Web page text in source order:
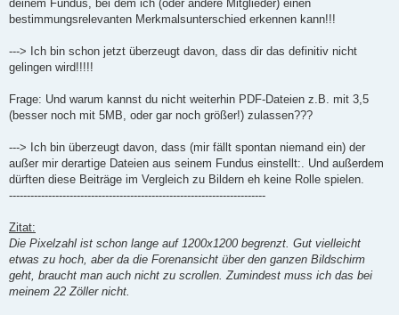
deinem Fundus, bei dem ich (oder andere Mitglieder) einen
bestimmungsrelevanten Merkmalsunterschied erkennen kann!!!
---> Ich bin schon jetzt überzeugt davon, dass dir das definitiv nicht
gelingen wird!!!!!
Frage: Und warum kannst du nicht weiterhin PDF-Dateien z.B. mit 3,5
(besser noch mit 5MB, oder gar noch größer!) zulassen???
---> Ich bin überzeugt davon, dass (mir fällt spontan niemand ein) der
außer mir derartige Dateien aus seinem Fundus einstellt:. Und außerdem
dürften diese Beiträge im Vergleich zu Bildern eh keine Rolle spielen.
------------------------------------------------------------------------
Zitat:
Die Pixelzahl ist schon lange auf 1200x1200 begrenzt. Gut vielleicht
etwas zu hoch, aber da die Forenansicht über den ganzen Bildschirm
geht, braucht man auch nicht zu scrollen. Zumindest muss ich das bei
meinem 22 Zöller nicht.